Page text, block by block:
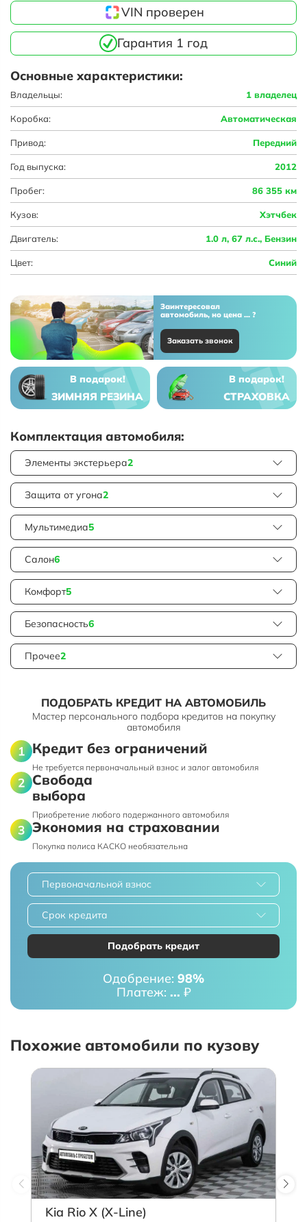
VIN проверен
Гарантия 1 год
Основные характеристики:
Владельцы: 1 владелец
Коробка: Автоматическая
Привод: Передний
Год выпуска: 2012
Пробег: 86 355 км
Кузов: Хэтчбек
Двигатель: 1.0 л, 67 л.с., Бензин
Цвет: Синий
Заинтересовал
автомобиль, но цена ... ?
Заказать звонок
В подарок!
ЗИМНЯЯ РЕЗИНА
В подарок!
СТРАХОВКА
Комплектация автомобиля:
Элементы экстерьера2
Защита от угона2
Мультимедиа5
Салон6
Комфорт5
Безопасность6
Прочее2
ПОДОБРАТЬ КРЕДИТ НА АВТОМОБИЛЬ
Мастер персонального подбора кредитов на покупку
автомобиля
Кредит без ограничений
Не требуется первоначальный взнос и залог автомобиля
Свобода
выбора
Приобретение любого подержанного автомобиля
Экономия на страховании
Покупка полиса КАСКО необязательна
Первоначальной взнос
Срок кредита
Подобрать кредит
Одобрение: 98%
Платеж: ... ₽
Похожие автомобили по кузову
Kia Rio X (X-Line)